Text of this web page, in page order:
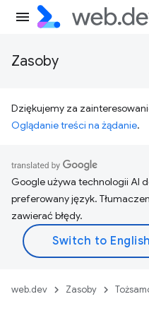
Zasoby
Dziękujemy za
Oglądanie treści na żądanie.
Google używa technologii AI
preferowany język.
zawierać błędy.
web.dev Zasoby